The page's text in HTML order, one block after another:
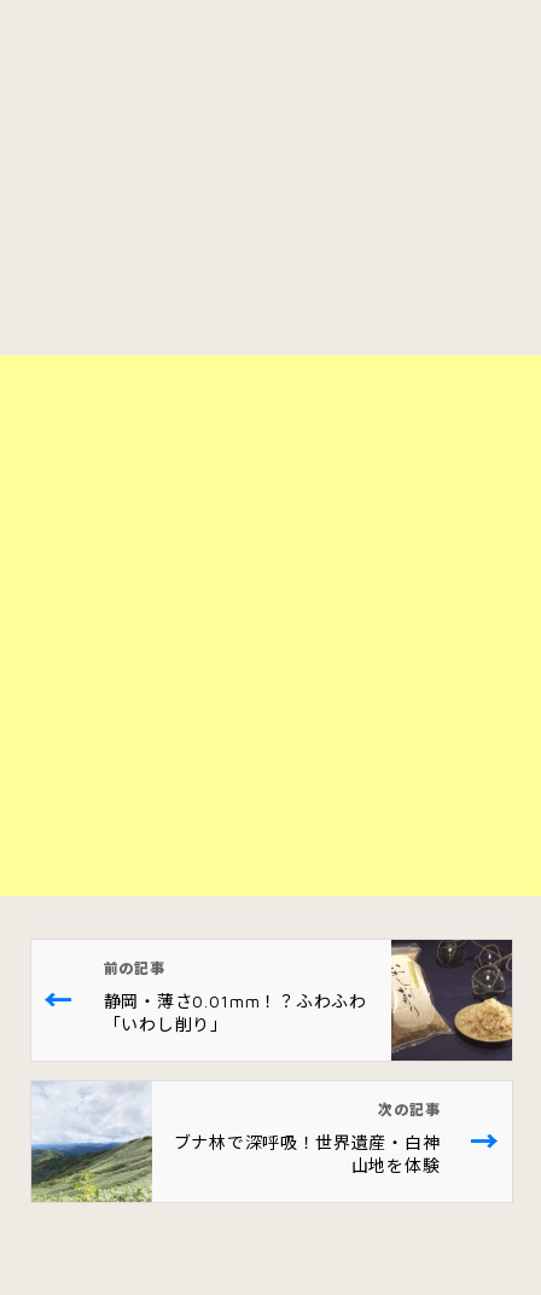
←
前の記事
静岡・薄さ0.01mm！？ふわふわ
「いわし削り」
次の記事
ブナ林で深呼吸！世界遺産・白神
山地を体験
→